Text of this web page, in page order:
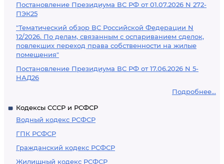
Постановление Президиума ВС РФ от 01.07.2026 N 272-
ПЭК25
"Тематический обзор ВС Российской Федерации N
12/2026. По делам, связанным с оспариванием сделок,
повлекших переход права собственности на жилые
помещения"
Постановление Президиума ВС РФ от 17.06.2026 N 5-
НАД26
Подробнее...
Кодексы СССР и РСФСР
Водный кодекс РСФСР
ГПК РСФСР
Гражданский кодекс РСФСР
Жилищный кодекс РСФСР